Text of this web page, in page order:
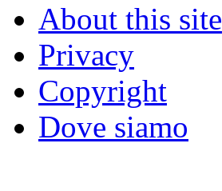
About this site
Privacy
Copyright
Dove siamo